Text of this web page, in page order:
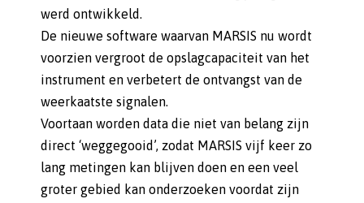
werd ontwikkeld.
De nieuwe software waarvan MARSIS nu wordt
voorzien vergroot de opslagcapaciteit van het
instrument en verbetert de ontvangst van de
weerkaatste signalen.
Voortaan worden data die niet van belang zijn
direct ‘weggegooid’, zodat MARSIS vijf keer zo
lang metingen kan blijven doen en een veel
groter gebied kan onderzoeken voordat zijn